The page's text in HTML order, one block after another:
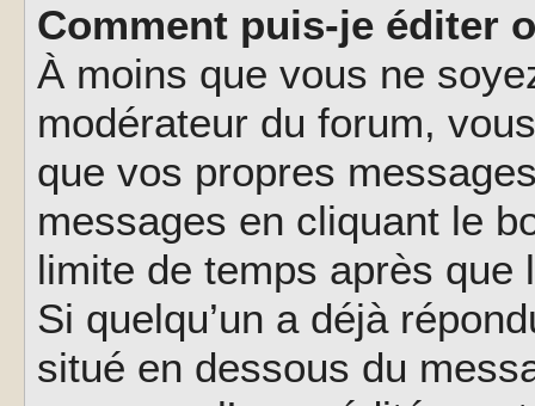
Comment puis-je éditer
À moins que vous ne
modérateur du forum,
que vos propres
messages en cliquant le
limite de temps après
Si quelqu’un a déjà
situé en dessous du